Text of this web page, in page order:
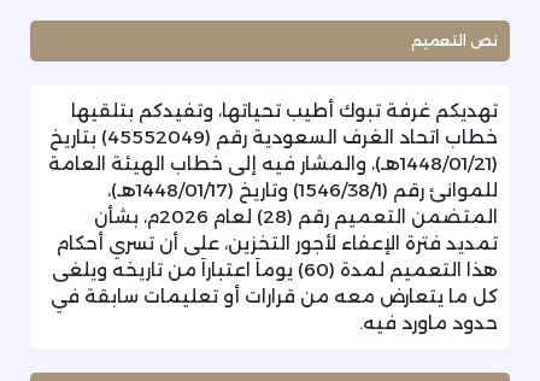
نص التعميم
تهديكم غرفة تبوك أطيب تحياتها، وتفيدكم بتلقيها
خطاب اتحاد الغرف السعودية رقم (45552049) بتاريخ
(1448/01/21هـ)، والمشار فيه إلى خطاب الهيئة العامة
للموانئ رقم (1546/38/1) وتاريخ (1448/01/17هـ)،
المتضمن التعميم رقم (28) لعام 2026م، بشأن
تمديد فترة الإعفاء لأجور التخزين، على أن تسري أحكام
هذا التعميم لمدة (60) يوماَ اعتباراَ من تاريخه ويلغى
كل ما يتعارض معه من قرارات أو تعليمات سابقة في
حدود ماورد فيه.